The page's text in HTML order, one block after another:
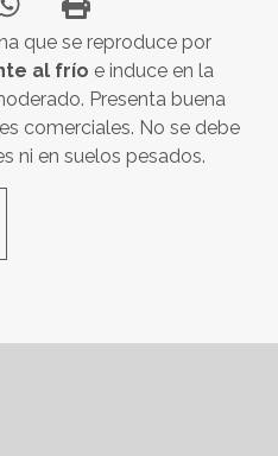
que se reproduce por
al frío e induce en la
Presenta buena
comerciales. No se debe
ni en suelos pesados.